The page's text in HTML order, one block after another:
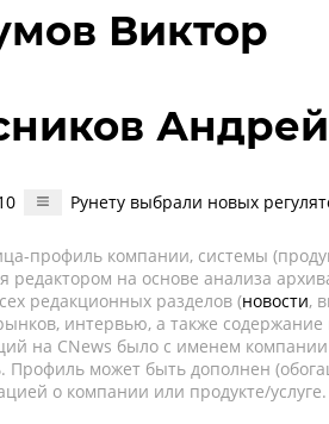
Виктор
Андрей
Рунету выбрали новых
профиль компании, системы
редактором на основе анализа
редакционных разделов (новости,
интервью, а также
на CNews было с именем
Профиль может быть дополнен
о компании или продукте/услуге.